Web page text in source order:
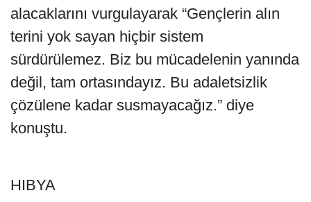
alacaklarını vurgulayarak “Gençlerin alın
terini yok sayan hiçbir sistem
sürdürülemez. Biz bu mücadelenin yanında
değil, tam ortasındayız. Bu adaletsizlik
çözülene kadar susmayacağız.” diye
konuştu.
HIBYA